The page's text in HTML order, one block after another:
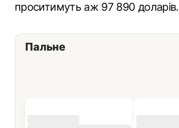
проситимуть аж 97 890 доларів.
Пальне